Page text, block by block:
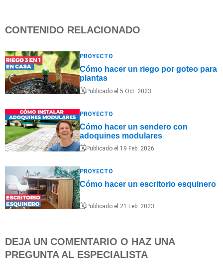
CONTENIDO RELACIONADO
PROYECTO
Cómo hacer un riego por goteo para
plantas
Publicado el 5 Oct. 2023
PROYECTO
Cómo hacer un sendero con
adoquines modulares
Publicado el 19 Feb. 2026
PROYECTO
Cómo hacer un escritorio esquinero
Publicado el 21 Feb. 2023
DEJA UN COMENTARIO O HAZ UNA
PREGUNTA AL ESPECIALISTA